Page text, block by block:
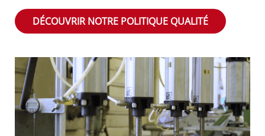
DÉCOUVRIR NOTRE POLITIQUE QUALITÉ